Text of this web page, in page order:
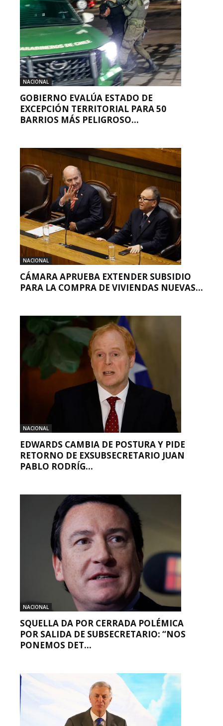
NACIONAL
GOBIERNO EVALÚA ESTADO DE
EXCEPCIÓN TERRITORIAL PARA 50
BARRIOS MÁS PELIGROSO...
NACIONAL
CÁMARA APRUEBA EXTENDER SUBSIDIO
PARA LA COMPRA DE VIVIENDAS NUEVAS...
NACIONAL
EDWARDS CAMBIA DE POSTURA Y PIDE
RETORNO DE EXSUBSECRETARIO JUAN
PABLO RODRÍG...
NACIONAL
SQUELLA DA POR CERRADA POLÉMICA
POR SALIDA DE SUBSECRETARIO: “NOS
PONEMOS DET...